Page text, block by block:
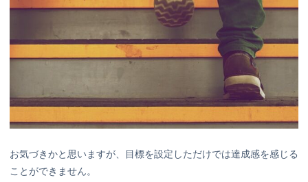
お気づきかと思いますが、目標を設定しただけでは達成感を感じる
ことができません。